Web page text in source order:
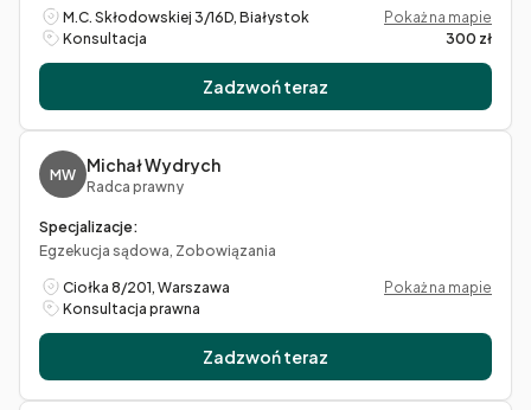
M.C. Skłodowskiej 3/16D, Białystok
Pokaż na mapie
Konsultacja
300 zł
Zadzwoń teraz
MW Michał Wydrych
Radca prawny
Specjalizacje:
Egzekucja sądowa, Zobowiązania
Ciołka 8/201, Warszawa
Pokaż na mapie
Konsultacja prawna
Zadzwoń teraz